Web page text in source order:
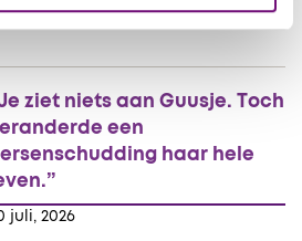
juli, 2026
juli, 2026
ziet niets aan Guusje. Toch
een
haar hele